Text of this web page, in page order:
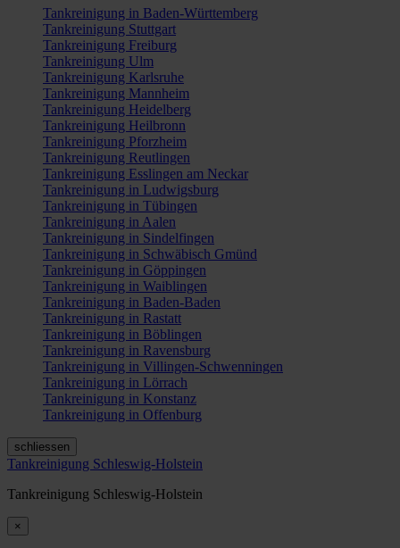
Tankreinigung in Baden-Württemberg
Tankreinigung Stuttgart
Tankreinigung Freiburg
Tankreinigung Ulm
Tankreinigung Karlsruhe
Tankreinigung Mannheim
Tankreinigung Heidelberg
Tankreinigung Heilbronn
Tankreinigung Pforzheim
Tankreinigung Reutlingen
Tankreinigung Esslingen am Neckar
Tankreinigung in Ludwigsburg
Tankreinigung in Tübingen
Tankreinigung in Aalen
Tankreinigung in Sindelfingen
Tankreinigung in Schwäbisch Gmünd
Tankreinigung in Göppingen
Tankreinigung in Waiblingen
Tankreinigung in Baden-Baden
Tankreinigung in Rastatt
Tankreinigung in Böblingen
Tankreinigung in Ravensburg
Tankreinigung in Villingen-Schwenningen
Tankreinigung in Lörrach
Tankreinigung in Konstanz
Tankreinigung in Offenburg
schliessen
Tankreinigung Schleswig-Holstein
Tankreinigung Schleswig-Holstein
×